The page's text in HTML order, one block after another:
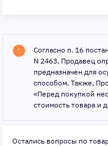
Согласно п. 16
N 2463, Продавец
предназначен для
способом. Также,
«Перед покупкой
стоимость товара и
Остались вопросы по